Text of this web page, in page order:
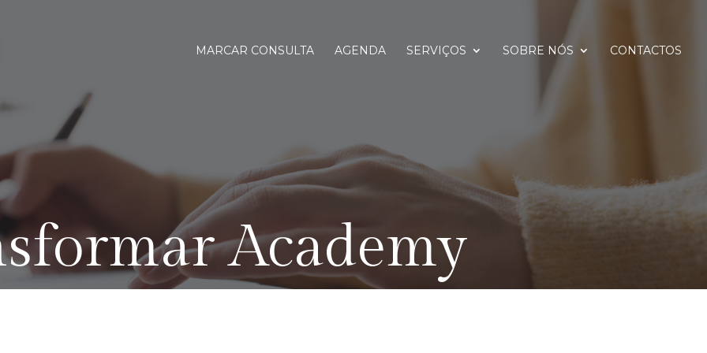
MARCAR CONSULTA AGENDA SERVIÇOS SOBRE NÓS CONTACTOS
Academy